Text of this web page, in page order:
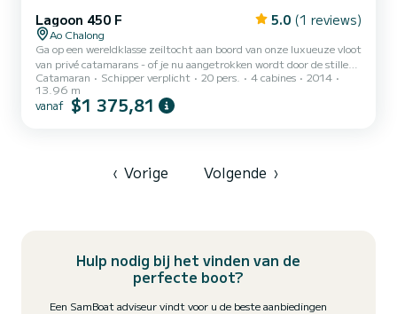
Lagoon 450 F 5.0 (1 reviews)
Ao Chalong
Ga op een wereldklasse zeiltocht aan boord van onze luxueuze vloot
van privé catamarans - of je nu aangetrokken wordt door de stille
elegantie van de zeilboot Lagoon 450 F. Saint Anna biedt privé
charters op maat voor onvergetelijke ervaringen - van tropische
eilandontsnappingen in Thailand tot het cruisen over de turquoise
Catamaran Schipper verplicht 20 pers. 4 cabines
2014
13.96 m
vanaf $1 375,81
‹ Vorige Volgende ›
Hulp nodig bij het vinden van de
perfecte boot?
Een SamBoat adviseur vindt voor u de beste aanbiedingen